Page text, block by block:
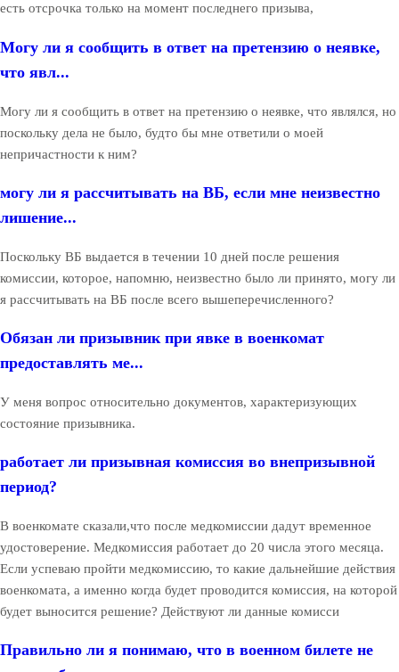
есть отсрочка только на момент последнего призыва,
Могу ли я сообщить в ответ на претензию о неявке,
что явл...
Могу ли я сообщить в ответ на претензию о неявке, что являлся, но
поскольку дела не было, будто бы мне ответили о моей
непричастности к ним?
могу ли я рассчитывать на ВБ, если мне неизвестно
лишение...
Поскольку ВБ выдается в течении 10 дней после решения
комиссии, которое, напомню, неизвестно было ли принято, могу ли
я рассчитывать на ВБ после всего вышеперечисленного?
Обязан ли призывник при явке в военкомат
предоставлять ме...
У меня вопрос относительно документов, характеризующих
состояние призывника.
работает ли призывная комиссия во внепризывной
период?
В военкомате сказали,что после медкомиссии дадут временное
удостоверение. Медкомиссия работает до 20 числа этого месяца.
Если успеваю пройти медкомиссию, то какие дальнейшие действия
военкомата, а именно когда будет проводится комиссия, на которой
будет выносится решение? Действуют ли данные комисси
Правильно ли я понимаю, что в военном билете не